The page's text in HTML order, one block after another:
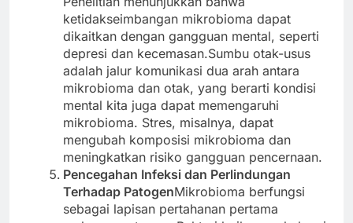
ketidakseimbangan mikrobioma dapat
dikaitkan dengan gangguan mental, seperti
depresi dan kecemasan.Sumbu otak-usus
adalah jalur komunikasi dua arah antara
mikrobioma dan otak, yang berarti kondisi
mental kita juga dapat memengaruhi
mikrobioma. Stres, misalnya, dapat
mengubah komposisi mikrobioma dan
meningkatkan risiko gangguan pencernaan.
Pencegahan Infeksi dan Perlindungan
Terhadap PatogenMikrobioma berfungsi
sebagai lapisan pertahanan pertama